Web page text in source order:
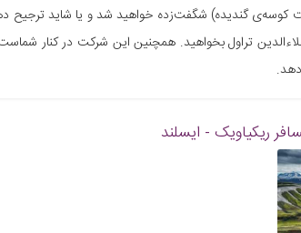
کوسه‌ی گندیده) شگفت‌زده خواهید شد و یا شاید
تراول بخواهید. همچنین این شرکت در کنار
ریکیاویک - ایسلند